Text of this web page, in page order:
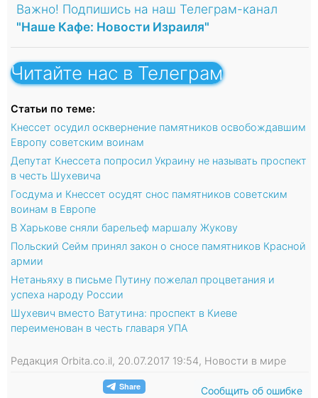
Важно! Подпишись на наш Телеграм-канал
"Наше Кафе: Новости Израиля"
Читайте нас в Телеграм
Статьи по теме:
Кнессет осудил осквернение памятников освобождавшим
Европу советским воинам
Депутат Кнессета попросил Украину не называть проспект
в честь Шухевича
Госдума и Кнессет осудят снос памятников советским
воинам в Европе
В Харькове сняли барельеф маршалу Жукову
Польский Сейм принял закон о сносе памятников Красной
армии
Нетаньяху в письме Путину пожелал процветания и
успеха народу России
Шухевич вместо Ватутина: проспект в Киеве
переименован в честь главаря УПА
Редакция Orbita.co.il, 20.07.2017 19:54, Новости в мире
Сообщить об ошибке